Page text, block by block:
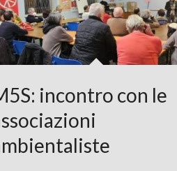
incontro con le